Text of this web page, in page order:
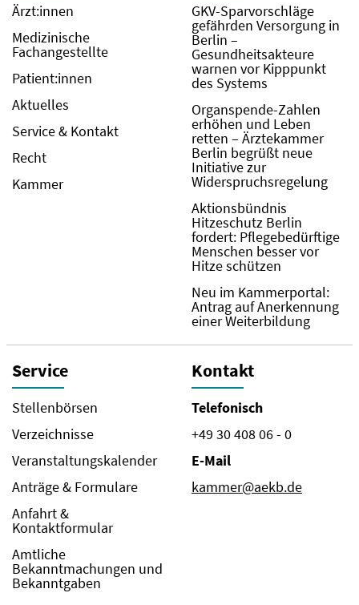
Ärzt:innen
Medizinische
Fachangestellte
Patient:innen
Aktuelles
Service & Kontakt
Recht
Kammer
GKV-Sparvorschläge
gefährden Versorgung in
Berlin –
Gesundheitsakteure
warnen vor Kipppunkt
des Systems
Organspende-Zahlen
erhöhen und Leben
retten – Ärztekammer
Berlin begrüßt neue
Initiative zur
Widerspruchsregelung
Aktionsbündnis
Hitzeschutz Berlin
fordert: Pflegebedürftige
Menschen besser vor
Hitze schützen
Neu im Kammerportal:
Antrag auf Anerkennung
einer Weiterbildung
Service
Stellenbörsen
Verzeichnisse
Veranstaltungskalender
Anträge & Formulare
Anfahrt &
Kontaktformular
Amtliche
Bekanntmachungen und
Bekanntgaben
Kontakt
Telefonisch
+49 30 408 06 - 0
E-Mail
kammer@aekb.de